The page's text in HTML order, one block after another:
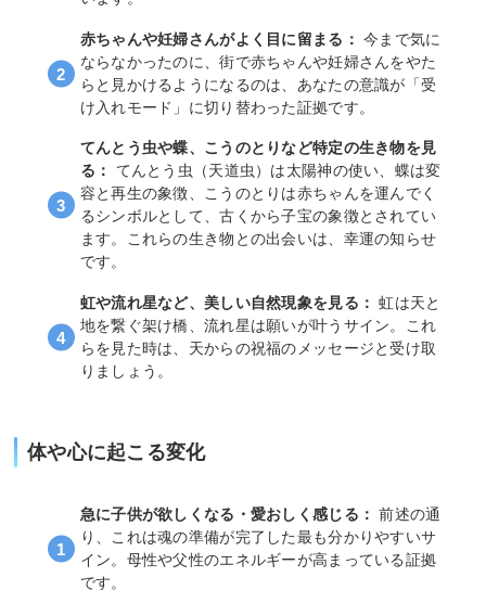
赤ちゃんや妊婦さんがよく目に留まる： 今まで気に
ならなかったのに、街で赤ちゃんや妊婦さんをやた
らと見かけるようになるのは、あなたの意識が「受
け入れモード」に切り替わった証拠です。
てんとう虫や蝶、こうのとりなど特定の生き物を見
る：
てんとう虫（天道虫）は太陽神の使い、蝶は変
容と再生の象徴、こうのとりは赤ちゃんを運んでく
るシンボルとして、古くから子宝の象徴とされてい
ます。これらの生き物との出会いは、幸運の知らせ
です。
虹や流れ星など、美しい自然現象を見る： 虹は天と
地を繋ぐ架け橋、流れ星は願いが叶うサイン。これ
らを見た時は、天からの祝福のメッセージと受け取
りましょう。
体や心に起こる変化
急に子供が欲しくなる・愛おしく感じる： 前述の通
り、これは魂の準備が完了した最も分かりやすいサ
イン。母性や父性のエネルギーが高まっている証拠
です。